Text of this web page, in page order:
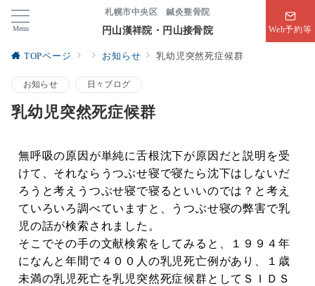
Menu
札幌市中央区 鍼灸整骨院
円山漢祥院・円山接骨院 Web予約等
TOPページ お知らせ 乳幼児突然死症候群
お知らせ 日々ブログ
乳幼児突然死症候群
無呼吸の原因が単純に舌根沈下が原因だと説明を受
けて、それならうつぶせ寝で寝たら沈下はしないだ
ろうと考えうつぶせ寝で寝るといいのでは？と考え
ていろいろ調べていますと、うつぶせ寝の弊害で乳
児の話が検索されました。
そこでその手の文献検索をしてみると、１９９４年
になんと年間で４００人の乳児死亡例があり、１歳
未満の乳児死亡を乳児突然死症候群としてＳＩＤＳ